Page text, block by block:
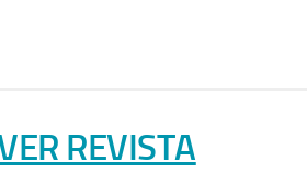
REVISTA